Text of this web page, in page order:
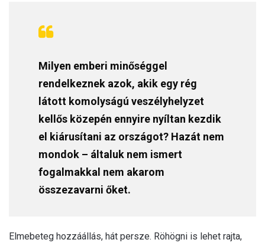
Milyen emberi minőséggel
rendelkeznek azok, akik egy rég
látott komolyságú veszélyhelyzet
kellős közepén ennyire nyíltan kezdik
el kiárusítani az országot? Hazát nem
mondok – általuk nem ismert
fogalmakkal nem akarom
összezavarni őket.
Elmebeteg hozzáállás, hát persze. Röhögni is lehet rajta,